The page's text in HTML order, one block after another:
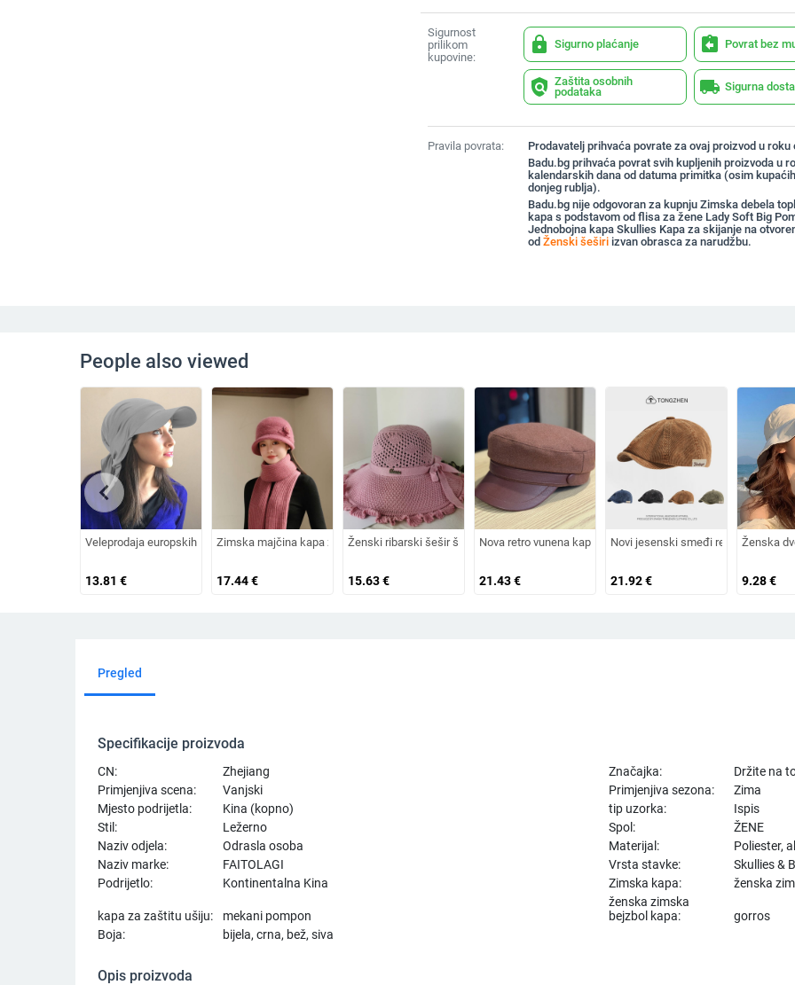
Sigurnost
prilikom
kupovine:
lock Sigurno plaćanje assignment_return Povrat bez
policy Zaštita osobnih
podataka
local_shipping Sigurna
Pravila povrata:
Prodavatelj prihvaća povrate za ovaj proizvod u roku
Badu.bg prihvaća povrat svih kupljenih proizvoda u
kalendarskih dana od datuma primitka (osim
donjeg rublja).
Badu.bg nije odgovoran za kupnju Zimska debela
kapa s podstavom od flisa za žene Lady Soft Big
Jednobojna kapa Skullies Kapa za skijanje na
od Ženski šeširiizvan obrasca za narudžbu.
People also viewed
Veleprodaja europskih i američkih izvoznih ljetnih bejzbolskih kapa s vezicom na leđima, vanjski šešir, jednobojni vizir, šal/šešir
13.81 €
Zimska majčina kapa za žene srednjih i starijih godina, pletena od zečjeg krzna, otporna na hladnoću, topla, vunena
17.44€
Ženski ribarski šešir širokog oboda, šešir za sunce, pleteni šešir za sunce, šešir za
15.63€
Nova retro vunena kapa od umjetnog krzna za jesen i zimu
21.43€
Novi jesenski smeđi retro
21.92€
Ženska
9.28€
chevron_left
Pregled
Specifikacije proizvoda
CN: Zhejiang Značajka:
Držite na
Primjenjiva scena:
Vanjski Primjenjiva sezona:
Zima
Mjesto podrijetla:
Kina (kopno) tip uzorka:
Ispis
Stil:
Ležerno Spol:
ŽENE
Naziv odjela:
Odrasla osoba Materijal:
Poliester,
Naziv marke:
FAITOLAGI Vrsta stavke:
Skullies &
Podrijetlo:
Kontinentalna Kina Zimska kapa: ženska
kapa za zaštitu ušiju: mekani pompon
ženska zimska
bejzbol kapa:
gorros
Boja:
bijela, crna, bež, siva
Opis proizvoda